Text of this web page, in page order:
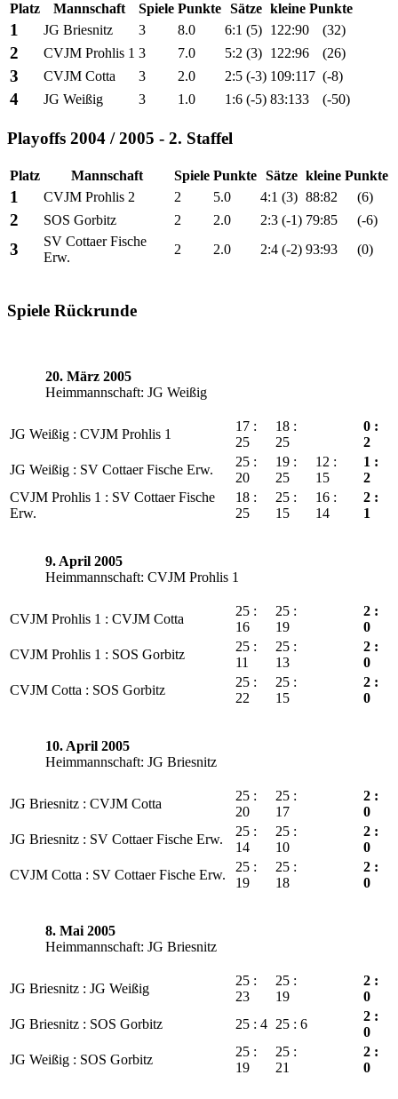
Platz Mannschaft Spiele Punkte Sätze kleine Punkte
1 JG Briesnitz 3 8.0 6:1 (5) 122:90 (32)
2 CVJM Prohlis 1 3 7.0 5:2 (3) 122:96 (26)
3 CVJM Cotta 3 2.0 2:5 (-3) 109:117 (-8)
4 JG Weißig 3 1.0 1:6 (-5) 83:133 (-50)
Playoffs 2004 / 2005 - 2. Staffel
Platz Mannschaft Spiele Punkte Sätze kleine Punkte
1 CVJM Prohlis 2 2 5.0 4:1 (3) 88:82 (6)
2 SOS Gorbitz 2 2.0 2:3 (-1) 79:85 (-6)
3
SV Cottaer Fische
Erw.
2 2.0 2:4 (-2) 93:93 (0)
Spiele Rückrunde
20. März 2005
Heimmannschaft: JG Weißig
JG Weißig : CVJM Prohlis 1
17 :
25
18 :
25
0 :
2
JG Weißig : SV Cottaer Fische Erw.
25 :
20
19 :
25
12 :
15
1 :
2
CVJM Prohlis 1 : SV Cottaer Fische
Erw.
18 :
25
25 :
15
16 :
14
2 :
1
9. April 2005
Heimmannschaft: CVJM Prohlis 1
CVJM Prohlis 1 : CVJM Cotta
25 :
16
25 :
19
2 :
0
CVJM Prohlis 1 : SOS Gorbitz
25 :
11
25 :
13
2 :
0
CVJM Cotta : SOS Gorbitz
25 :
22
25 :
15
2 :
0
10. April 2005
Heimmannschaft: JG Briesnitz
JG Briesnitz : CVJM Cotta
25 :
20
25 :
17
2 :
0
JG Briesnitz : SV Cottaer Fische Erw.
25 :
14
25 :
10
2 :
0
CVJM Cotta : SV Cottaer Fische Erw.
25 :
19
25 :
18
2 :
0
8. Mai 2005
Heimmannschaft: JG Briesnitz
JG Briesnitz : JG Weißig
25 :
23
25 :
19
2 :
0
JG Briesnitz : SOS Gorbitz
25 : 4 25 : 6
2 :
0
JG Weißig : SOS Gorbitz
25 :
19
25 :
21
2 :
0